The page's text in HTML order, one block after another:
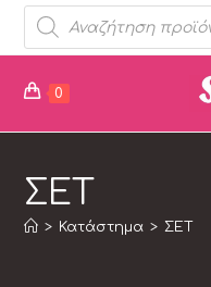
0
ΣΕΤ
> Κατάστημα > ΣΕΤ